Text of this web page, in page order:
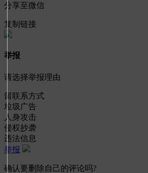
分享至微信
复制链接
举报
请选择举报理由
留联系方式
垃圾广告
人身攻击
侵权抄袭
违法信息
举报
确认要删除自己的评论吗?